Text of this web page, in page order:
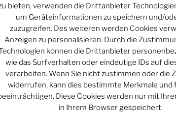
bieten, verwenden die Drittanbieter
um Geräteinformationen zu speichern und/
zuzugreifen. Des weiteren werden Cookies
Anzeigen zu personalisieren. Durch die
können die Drittanbieter
wie das Surfverhalten oder eindeutige IDs auf
verarbeiten. Wenn Sie nicht zustimmen oder die
widerrufen, kann dies bestimmte Merkmale und
Diese Cookies werden nur mit
in Ihrem Browser gespeichert.